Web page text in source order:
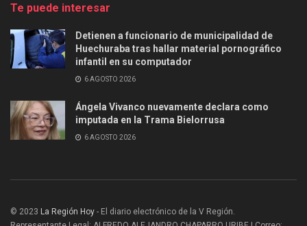
Te puede interesar
Detienen a funcionario de municipalidad de
Huechuraba tras hallar material pornográfico
infantil en su computador
6 AGOSTO 2026
Ángela Vivanco nuevamente declara como
imputada en la Trama Bielorrusa
6 AGOSTO 2026
© 2023 La Región Hoy - El diario electrónico de la V Región.